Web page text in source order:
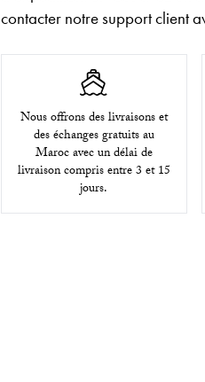
contacter notre support client
Nous offrons des livraisons et
des échanges gratuits au
Maroc avec un délai de
livraison compris entre 3 et 15
jours.